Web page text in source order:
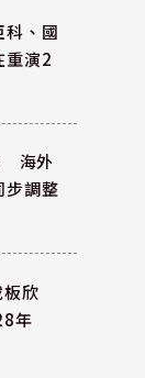
科、國
重演2
海外
步調整
欣
年